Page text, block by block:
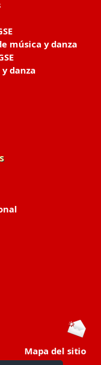
música y danza
danza
Mapa del sitio